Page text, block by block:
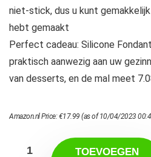
niet-stick, dus u kunt
hebt gemaakt
Perfect cadeau: Silicone
praktisch aanwezig aan uw
van desserts, en de mal meet
Amazon.nl Price:€17.99 (as of 10/04/2023
TOEVOEGEN